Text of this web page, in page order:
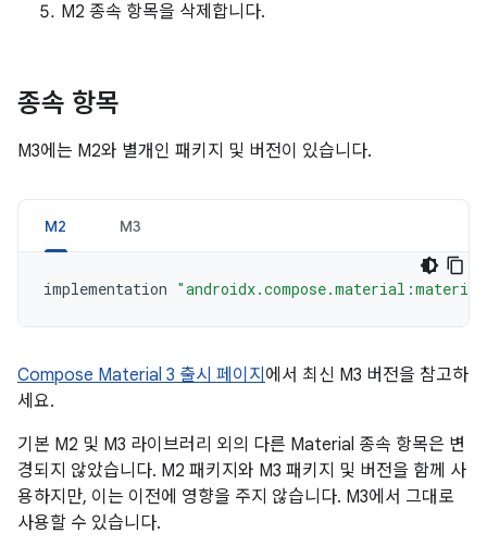
M2 종속 항목을 삭제합니다.
종속 항목
M3에는 M2와 별개인 패키지 및 버전이 있습니다.
M2 M3
implementation
Compose Material 3 출시 페이지 에서 최신 M3 버전을 참고하
세요.
기본 M2 및 M3 라이브러리 외의 다른 Material 종속 항목은 변
경되지 않았습니다. M2 패키지와 M3 패키지 및 버전을 함께 사
용하지만, 이는 이전에 영향을 주지 않습니다. M3에서 그대로
사용할 수 있습니다.